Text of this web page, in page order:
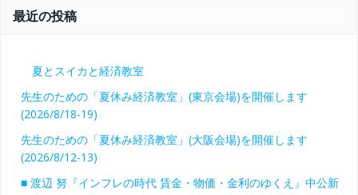
最近の投稿
夏とスイカと経済教室
先生のための「夏休み経済教室」(東京会場)を開催します
(2026/8/18-19)
先生のための「夏休み経済教室」(大阪会場)を開催します
(2026/8/12-13)
■ 渡辺 努『インフレの時代 賃金・物価・金利のゆくえ』中公新